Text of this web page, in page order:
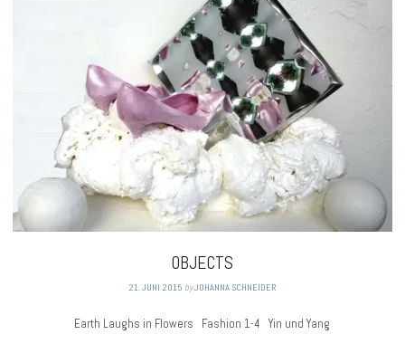
OBJECTS
21. JUNI 2015 byJOHANNA SCHNEIDER
Earth Laughs in Flowers Fashion 1-4 Yin und Yang